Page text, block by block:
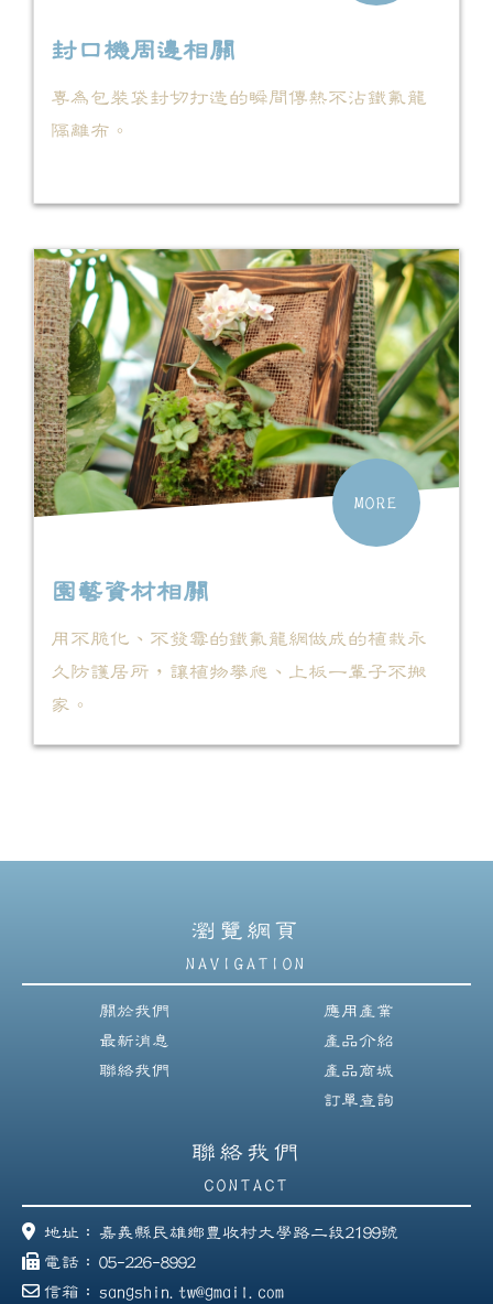
封口機周邊相關
專為包裝袋封切打造的瞬間傳熱不沾鐵氟龍
隔離布。
園藝資材相關
用不脆化、不發霉的鐵氟龍網做成的植栽永
久防護居所，讓植物攀爬、上板一輩子不搬
家。
MORE
瀏覽網頁
NAVIGATION
關於我們
最新消息
聯絡我們
應用產業
產品介紹
產品商城
訂單查詢
聯絡我們
CONTACT
地址：
嘉義縣民雄鄉豊收村大學路二段2199號
電話： 05-226-8992
信箱：
sangshin.tw@gmail.com